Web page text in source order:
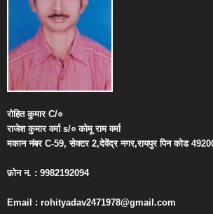
रोहित कुमारC/०
राजेश कुमार वर्माs/० कोमू राम वर्मा
मकान नंबरC-59,सेक्टर2,देवेंद्र नगर,रायपुर पिन कोड
फ़ोन न. : 9982192094
Email : rohityadav2471978@gmail.com